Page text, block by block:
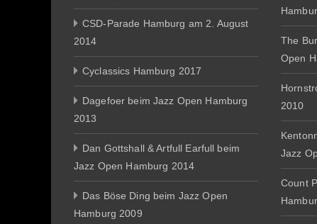
CSD-Parade Hamburg am 2. August
2014
Cyclassics Hamburg 2017
Dagefoer beim Jazz Open Hamburg
2013
Dan Gottshall & Artfull Earfull beim
Jazz Open Hamburg 2014
Das Böse Ding beim Jazz Open
Hamburg 2009
The
Open
2010
Jazz
Count